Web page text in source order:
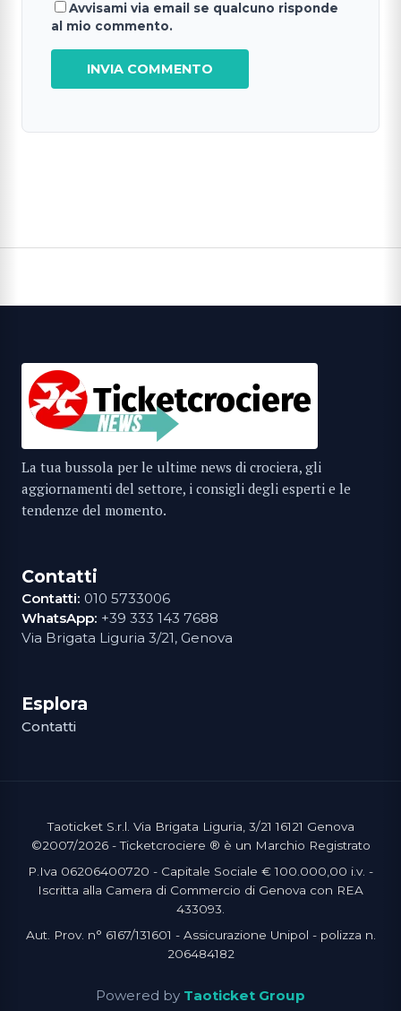
Avvisami via email se qualcuno risponde
al mio commento.
La tua bussola per le ultime news di crociera, gli
aggiornamenti del settore, i consigli degli esperti e le
tendenze del momento.
Contatti
Contatti: 010 5733006
WhatsApp: +39 333 143 7688
Via Brigata Liguria 3/21, Genova
Esplora
Contatti
Taoticket S.r.l. Via Brigata Liguria, 3/21 16121 Genova
©2007/2026 - Ticketcrociere ® è un Marchio Registrato
P.Iva 06206400720 - Capitale Sociale € 100.000,00 i.v. -
Iscritta alla Camera di Commercio di Genova con REA
433093.
Aut. Prov. n° 6167/131601 - Assicurazione Unipol - polizza n.
206484182
Powered by Taoticket Group